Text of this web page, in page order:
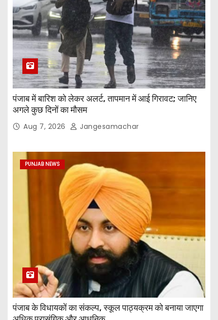
पंजाब में बारिश को लेकर अलर्ट, तापमान में आई गिरावट; जानिए
अगले कुछ दिनों का मौसम
Aug 7, 2026 Jangesamachar
PUNJAB NEWS
पंजाब के विधायकों का संकल्प, स्कूल पाठ्यक्रम को बनाया जाएगा